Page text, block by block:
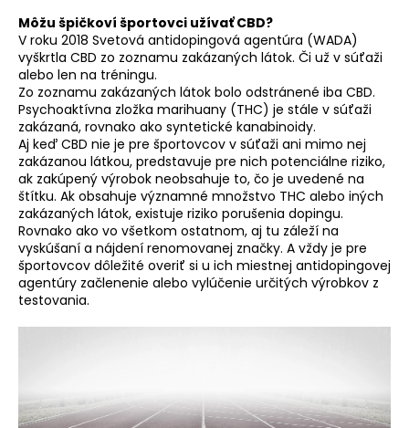
Môžu špičkoví športovci užívať CBD?
V roku 2018 Svetová antidopingová agentúra (WADA)
vyškrtla CBD zo zoznamu zakázaných látok. Či už v súťaži
alebo len na tréningu.
Zo zoznamu zakázaných látok bolo odstránené iba CBD.
Psychoaktívna zložka marihuany (THC) je stále v súťaži
zakázaná, rovnako ako syntetické kanabinoidy.
Aj keď CBD nie je pre športovcov v súťaži ani mimo nej
zakázanou látkou, predstavuje pre nich potenciálne riziko,
ak zakúpený výrobok neobsahuje to, čo je uvedené na
štítku. Ak obsahuje významné množstvo THC alebo iných
zakázaných látok, existuje riziko porušenia dopingu.
Rovnako ako vo všetkom ostatnom, aj tu záleží na
vyskúšaní a nájdení renomovanej značky. A vždy je pre
športovcov dôležité overiť si u ich miestnej antidopingovej
agentúry začlenenie alebo vylúčenie určitých výrobkov z
testovania.